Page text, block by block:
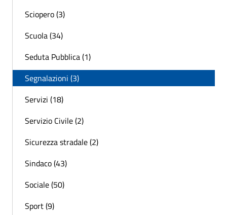
Sciopero (3)
Scuola (34)
Seduta Pubblica (1)
Segnalazioni (3)
Servizi (18)
Servizio Civile (2)
Sicurezza stradale (2)
Sindaco (43)
Sociale (50)
Sport (9)